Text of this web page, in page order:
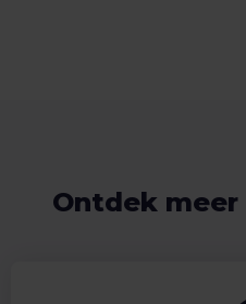
Ontdek meer